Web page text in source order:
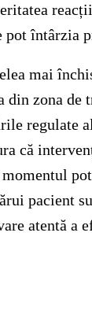
pot întârzia
mai
din zona de
regulate
că
pacient
atentă a